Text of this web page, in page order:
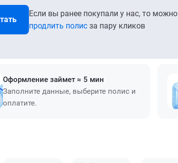
Если вы ранее покупали у нас, то можно
продлить полис за пару кликов
Оформление займет ≈ 5 мин
Заполните данные, выберите полис и
оплатите.